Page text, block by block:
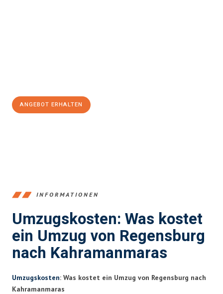
ANGEBOT ERHALTEN
INFORMATIONEN
Umzugskosten: Was kostet
ein Umzug von Regensburg
nach Kahramanmaras
Umzugskosten: Was kostet ein Umzug von Regensburg nach
Kahramanmaras